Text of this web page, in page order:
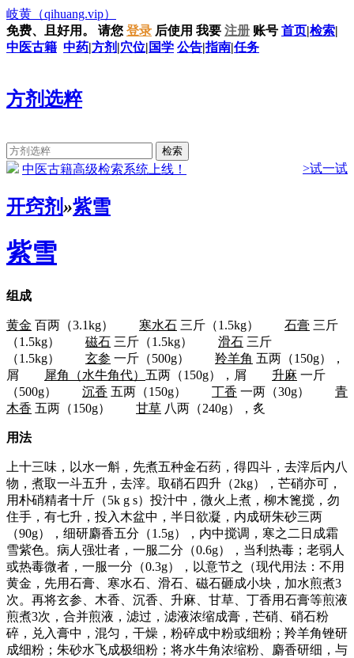
岐黄 （qihuang.vip）
免费、且好用。
请您 登录 后使用 我要 注册 账号 首页|检索|
中医古籍 中药|方剂 |穴位| 国学 公告|指南|任务
方剂选粹
中医古籍高级检索系统上线！ >试一试
开窍剂»紫雪
紫雪
组成
黄金 百两（3.1kg） 寒水石 三斤（1.5kg） 石膏 三斤
（1.5kg） 磁石 三斤（1.5kg） 滑石 三斤
（1.5kg） 玄参 一斤（500g） 羚羊角 五两（150g），
屑
犀角（水牛角代） 五两（150g），屑 升麻 一斤
（500g） 沉香 五两（150g） 丁香 一两（30g） 青
木香 五两（150g） 甘草 八两（240g），炙
用法
上十三味，以水一斛，先煮五种金石药，得四斗，去滓后内八
物，煮取一斗五升，去滓。取硝石四升（2kg），芒硝亦可，
用朴硝精者十斤（5k g s）投汁中，微火上煮，柳木篦搅，勿
住手，有七升，投入木盆中，半日欲凝，内成研朱砂三两
（90g），细研麝香五分（1.5g），内中搅调，寒之二日成霜
雪紫色。病人强壮者，一服二分（0.6g），当利热毒；老弱人
或热毒微者，一服一分（0.3g），以意节之（现代用法：不用
黄金，先用石膏、寒水石、滑石、磁石砸成小块，加水煎煮3
次。再将玄参、木香、沉香、升麻、甘草、丁香用石膏等煎液
煎煮3次，合并煎液，滤过，滤液浓缩成膏，芒硝、硝石粉
碎，兑入膏中，混匀，干燥，粉碎成中粉或细粉；羚羊角锉研
成细粉；朱砂水飞成极细粉；将水牛角浓缩粉、麝香研细，与